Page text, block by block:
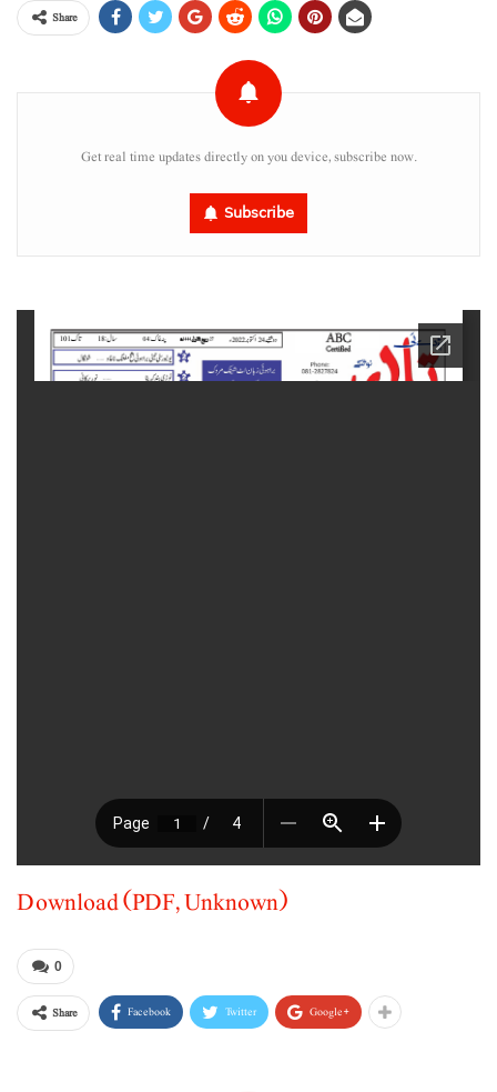
Share
Get real time updates directly on you device, subscribe now.
Subscribe
Download (PDF, Unknown)
0
Share Facebook Twitter Google+